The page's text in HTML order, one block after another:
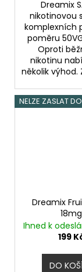
Dreamix
nikotinovou
komplexních
poměru
Oproti
nikotinu
několik výhod.
NELZE ZASLAT
Dreamix
18mg
Ihned k
199
DO